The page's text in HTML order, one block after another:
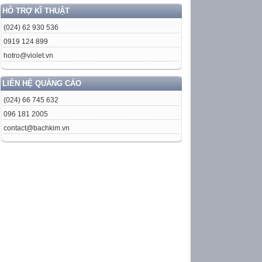
HỖ TRỢ KĨ THUẬT
(024) 62 930 536
0919 124 899
hotro@violet.vn
LIÊN HỆ QUẢNG CÁO
(024) 66 745 632
096 181 2005
contact@bachkim.vn